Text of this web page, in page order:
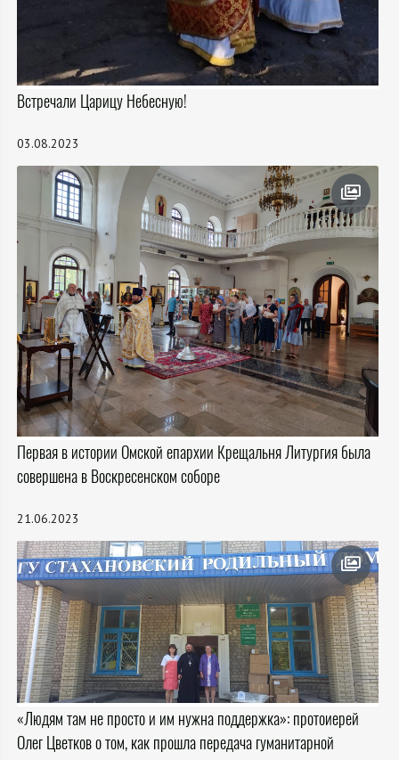
Встречали Царицу Небесную!
03.08.2023
Первая в истории Омской епархии Крещальня Литургия была
совершена в Воскресенском соборе
21.06.2023
«Людям там не просто и им нужна поддержка»: протоиерей
Олег Цветков о том, как прошла передача гуманитарной